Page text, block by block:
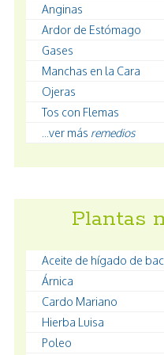
Anginas
Ardor de Estómago
Gases
Manchas en la Cara
Ojeras
Tos con Flemas
...ver más remedios
Plantas
Aceite de hígado de
Árnica
Cardo Mariano
Hierba Luisa
Poleo